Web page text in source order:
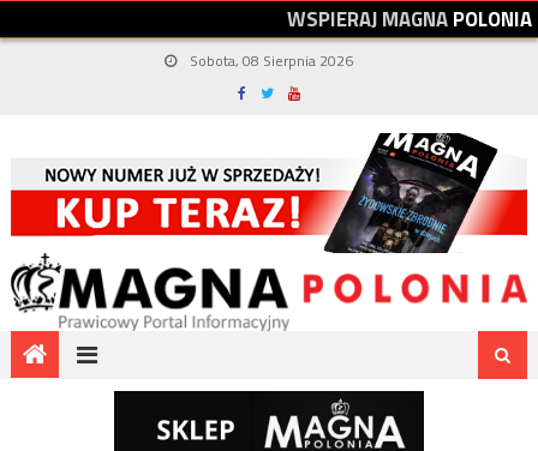
WSPIERAJMAGNAPOLONIA
Sobota, 08 Sierpnia 2026